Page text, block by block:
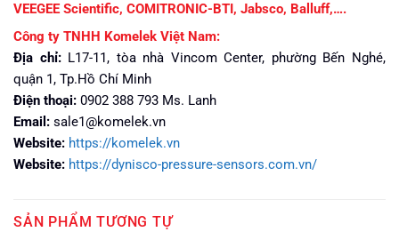
VEEGEE Scientific, COMITRONIC-BTI, Jabsco, Balluff,….
Công ty TNHH Komelek Việt Nam:
Địa chỉ:L17-11, tòa nhà Vincom Center, phường Bến Nghé,
quận 1, Tp.Hồ Chí Minh
Điện thoại: 0902 388 793 Ms. Lanh
Email: sale1@komelek.vn
Website: https://komelek.vn
Website: https://dynisco-pressure-sensors.com.vn/
SẢN PHẨM TƯƠNG TỰ